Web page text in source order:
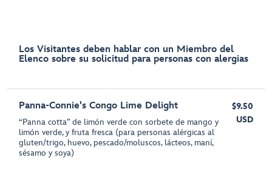
Los Visitantes deben hablar con un Miembro del
Elenco sobre su solicitud para personas con alergias
Panna-Connie's Congo Lime Delight
“Panna cotta” de limón verde con sorbete de mango y
limón verde, y fruta fresca (para personas alérgicas al
gluten/trigo, huevo, pescado/moluscos, lácteos, maní,
sésamo y soya)
$9.50
USD